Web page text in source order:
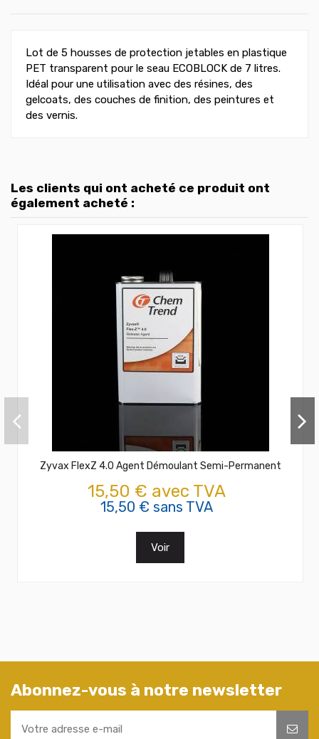
Lot de 5 housses de protection jetables en plastique
PET transparent pour le seau ECOBLOCK de 7 litres.
Idéal pour une utilisation avec des résines, des
gelcoats, des couches de finition, des peintures et
des vernis.
Les clients qui ont acheté ce produit ont
également acheté :
Zyvax FlexZ 4.0 Agent Démoulant Semi-Permanent
15,50 € avec TVA
15,50 € sans TVA
Voir
Abonnez-vous à notre newsletter